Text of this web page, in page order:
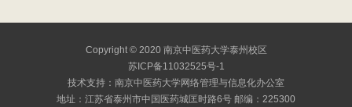
Copyright © 2020 南京中医药大学泰州校区
苏ICP备11032525号-1
技术支持：南京中医药大学网络管理与信息化办公室
地址：江苏省泰州市中国医药城匡时路6号 邮编：225300